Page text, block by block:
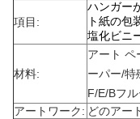
項目:
ハンガー
ト紙の包
塩化ビニ
材料:
アート ペ
ーパー/特
F/E/Bフ
アートワーク: どのアー